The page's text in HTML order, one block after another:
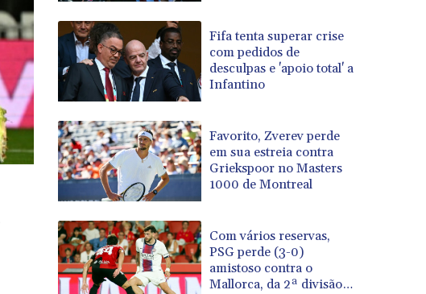
Fifa tenta superar crise
com pedidos de
desculpas e 'apoio total' a
Infantino
Favorito, Zverev perde
em sua estreia contra
Griekspoor no Masters
1000 de Montreal
Com vários reservas,
PSG perde (3-0)
amistoso contra o
Mallorca, da 2ª divisão